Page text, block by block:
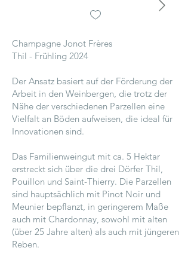
Champagne Jonot Frères
Thil - Frühling 2024
Der Ansatz basiert auf der Förderung der
Arbeit in den Weinbergen, die trotz der
Nähe der verschiedenen Parzellen eine
Vielfalt an Böden aufweisen, die ideal für
Innovationen sind.
Das Familienweingut mit ca. 5 Hektar
erstreckt sich über die drei Dörfer Thil,
Pouillon und Saint-Thierry. Die Parzellen
sind hauptsächlich mit Pinot Noir und
Meunier bepflanzt, in geringerem Maße
auch mit Chardonnay, sowohl mit alten
(über 25 Jahre alten) als auch mit jüngeren
Reben.